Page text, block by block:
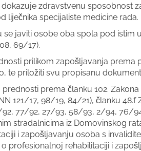
zdravstvenu sposobnost
liječnika specijaliste medicine rada.
javiti osobe oba spola pod istim
69/17).
prilikom zapošljavanja prema
te priložiti svu propisanu
prema članku 102.
121/17, 98/19, 84/21), članku
77/92, 27/93, 58/93, 2/94, 76/
stradalnicima iz Domovinskog
i zapošljavanju osoba s
profesionalnoj rehabilitaciji i